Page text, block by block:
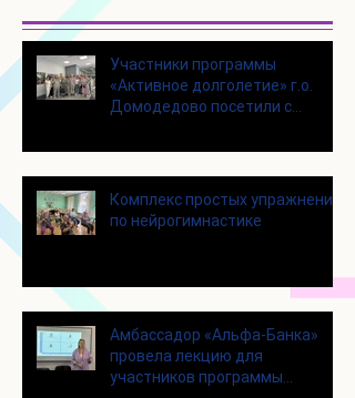
Участники программы
«Активное долголетие» г.о.
Домодедово посетили с
Щелково
Комплекс простых упражнений
по нейрогимнастике
Амбассадор «Альфа-Банка»
провела лекцию для
участников программы